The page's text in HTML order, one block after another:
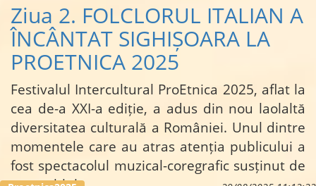
Ziua 2. FOLCLORUL ITALIAN A
ÎNCÂNTAT SIGHIȘOARA LA
PROETNICA 2025
Festivalul Intercultural ProEtnica 2025, aflat la
cea de-a XXI-a ediție, a adus din nou laolaltă
diversitatea culturală a României. Unul dintre
momentele care au atras atenția publicului a
fost spectacolul muzical-coregrafic susținut de